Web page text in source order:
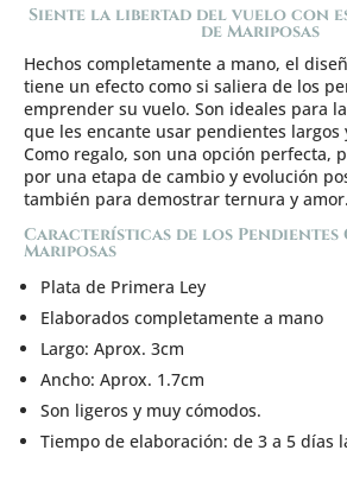
Siente la libertad del vuelo con
de Mariposas
Hechos completamente a mano, el
tiene un efecto como si saliera de los
emprender su vuelo. Son ideales para
que les encante usar pendientes largos
Como regalo, son una opción perfecta,
por una etapa de cambio y evolución
también para demostrar ternura y amor.
Características de los Pendientes
Mariposas
Plata de Primera Ley
Elaborados completamente a mano
Largo: Aprox. 3cm
Ancho: Aprox. 1.7cm
Son ligeros y muy cómodos.
Tiempo de elaboración: de 3 a 5 días